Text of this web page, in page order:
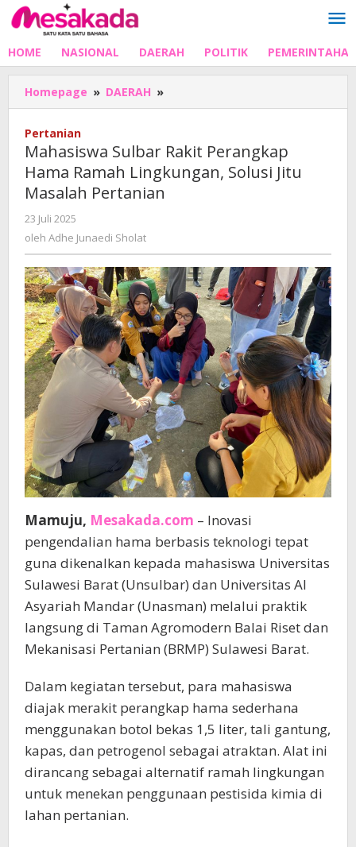
Lewati
ke
HOME NASIONAL DAERAH POLITIK
Homepage » DAERAH »
Sulbar
Hama
Ramah
Pertanian
Pertanian
Mahasiswa Sulbar Rakit Perangkap
Hama Ramah Lingkungan, Solusi Jitu
Masalah Pertanian
23 Juli 2025
Adhe
oleh Adhe Junaedi Sholat
Mamuju, Mesakada.com – Inovasi
pengendalian hama berbasis teknologi tepat
guna dikenalkan kepada mahasiswa Universitas
Sulawesi Barat (Unsulbar) dan Universitas Al
Asyariah Mandar (Unasman) melalui praktik
langsung di Taman Agromodern Balai Riset dan
Mekanisasi Pertanian (BRMP) Sulawesi Barat.
Dalam kegiatan tersebut, para mahasiswa
diajak merakit perangkap hama sederhana
menggunakan botol bekas 1,5 liter, tali gantung,
kapas, dan petrogenol sebagai atraktan. Alat ini
dirancang sebagai alternatif ramah lingkungan
untuk menekan penggunaan pestisida kimia di
lahan pertanian.